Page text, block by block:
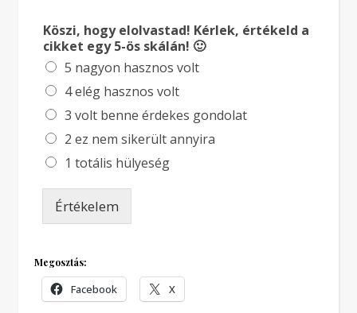
Köszi, hogy elolvastad! Kérlek, értékeld a
cikket egy 5-ös skálán! 🙂
5 nagyon hasznos volt
4 elég hasznos volt
3 volt benne érdekes gondolat
2 ez nem sikerült annyira
1 totális hülyeség
Értékelem
Megosztás:
Facebook X